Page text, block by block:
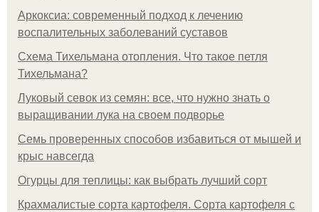
Аркоксиа: современный подход к лечению
воспалительных заболеваний суставов
Схема Тихельмана отопления. Что такое петля
Тихельмана?
Луковый севок из семян: все, что нужно знать о
выращивании лука на своем подворье
Семь проверенных способов избавиться от мышей и
крыс навсегда
Огурцы для теплицы: как выбрать лучший сорт
Крахмалистые сорта картофеля. Сорта картофеля с